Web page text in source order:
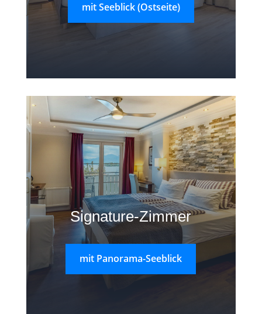
mit Seeblick (Ostseite)
Signature-Zimmer
mit Panorama-Seeblick